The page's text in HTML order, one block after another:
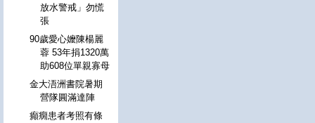
放水警戒」勿慌
張
90歲愛心嬤陳楊麗
蓉 53年捐1320萬
助608位單親寡母
金大浯洲書院暑期
營隊圓滿達陣
癲癇患者考照有條